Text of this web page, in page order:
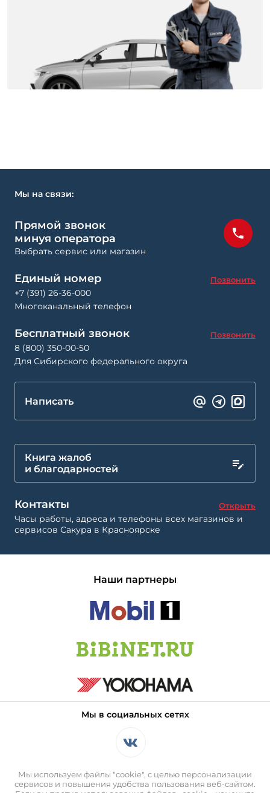
Мы на связи:
Прямой звонок
минуя оператора
Выбрать сервис или магазин
Единый номер Позвонить
+7 (391) 26-36-000
Многоканальный телефон
Бесплатный звонок Позвонить
8 (800) 350-00-50
Для Сибирского федерального округа
Написать
Книга жалоб
и благодарностей
Контакты Открыть
Часы работы, адреса и телефоны всех магазинов и
сервисов Сакура в Красноярске
Наши партнеры
Мы в социальных сетях
Мы используем файлы "cookie", с целью персонализации
сервисов и повышения удобства пользования веб-сайтом.